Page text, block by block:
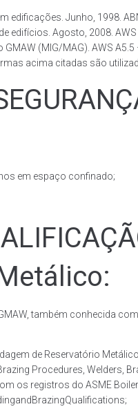
edificações. Junho, 1998.
edifícios. Agosto, 2008.
(MIG/MAG). AWS
acima citadas são
em espaço confinado;
também conhecida
de Reservatório
Procedures, Welders,
os registros do ASME